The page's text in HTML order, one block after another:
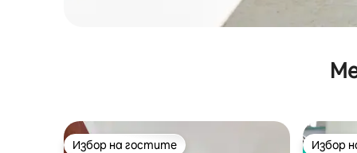
Избор на гостите Избор